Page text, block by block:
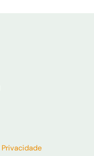
Privacidade